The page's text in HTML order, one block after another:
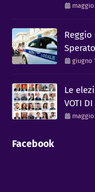
maggio
giugno
Le
VOTI DI
maggio
Facebook